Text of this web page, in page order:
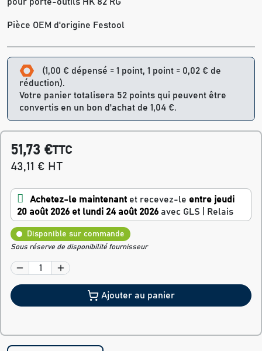
Pièce OEM d'origine Festool
(1,00 € dépensé = 1 point, 1 point = 0,02 € de
réduction).
Votre panier totalisera 52 points qui peuvent être
convertis en un bon d'achat de 1,04 €.
51,73 €TTC
43,11 € HT
Achetez-le maintenant et recevez-le entre jeudi
20 août 2026 et lundi 24 août 2026 avec GLS | Relais
Disponible sur commande
Sous réserve de disponibilité fournisseur
Ajouter au panier